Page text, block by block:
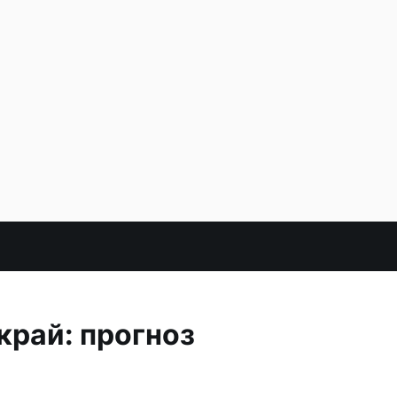
прогноз